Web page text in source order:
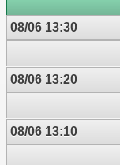
08/06 13:30
08/06 13:20
08/06 13:10